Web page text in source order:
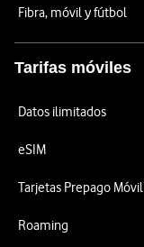
Fibra, móvil y fútbol
Tarifas móviles
Datos ilimitados
eSIM
Tarjetas Prepago Móvil
Roaming